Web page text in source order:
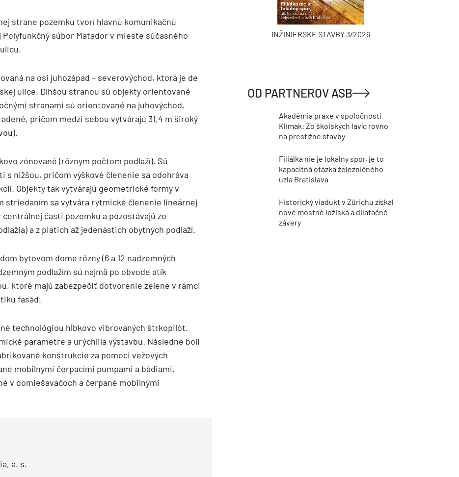
strane pozemku tvorí hlavnú komunikačnú
súbor Matador v mieste súčasného
na osi juhozápad – severovýchod, ktorá je de
ulice. Dlhšou stranou sú objekty orientované
stranami sú orientované na juhovýchod,
pričom medzi sebou vytvárajú 31,4 m široký
zónované (rôznym počtom podlaží). Sú
s nižšou, pričom výškové členenie sa odohráva
Objekty tak vytvárajú geometrické formy v
striedaním sa vytvára rytmické členenie lineárnej
časti pozemku a pozostávajú zo
a z piatich až jedenástich obytných podlaží.
bytovom dome rôzny (6 a 12 nadzemných
podlažím sú najmä po obvode atík
ktoré majú zabezpečiť dotvorenie zelene v rámci
fasád.
technológiou hĺbkovo vibrovaných štrkopilót.
parametre a urýchlila výstavbu. Následne boli
konštrukcie za pomoci vežových
mobilnými čerpacími pumpami a bádiami.
v domiešavačoch a čerpané mobilnými
a. s.
TZB HAUSTECHNIK 3/2026 INŽINIERSKE STAVBY 3/2026
OD PARTNEROV ASB
Akadémia praxe v spoločnosti
Klimak: Zo školských lavíc rovno
na prestížne stavby
Filiálka nie je lokálny spor, je to
kapacitná otázka železničného
uzla Bratislava
Historický viadukt v Zürichu získal
nové mostné ložiská a dilatačné
závery